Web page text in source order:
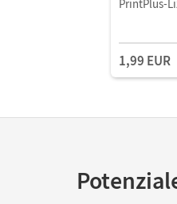
PrintPlus-
1,99 EUR